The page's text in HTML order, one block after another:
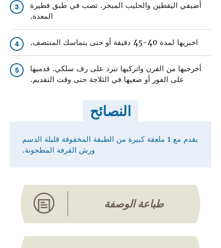
3
أضيفي اليقطين والحليب المبخر. تصب في طبق فطيرة
المعدة.
4 اخبزيها لمدة 40-45 دقيقة أو حتى يتماسك المنتصف.
5
أخرجيها من الفرن واتركيها تبرد على رف سلكي. قدميها
على الفور أو ضعيها في الثلاجة حتى وقت التقديم.
النصائح
يقدم مع 1 ملعقة كبيرة من الطبقة المخفوقة قليلة الدسم
ورش القرفة المطحونة.
طباعة الوصفة